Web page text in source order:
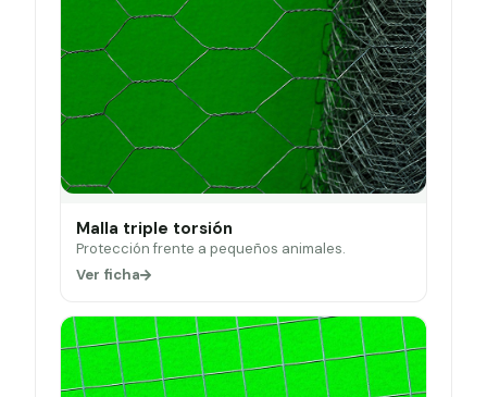
Malla triple torsión
Protección frente a pequeños animales.
Ver ficha